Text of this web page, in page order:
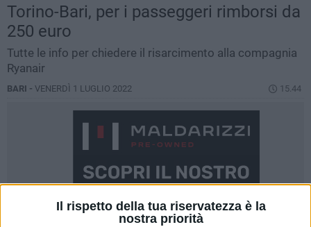
Il rispetto della tua riservatezza è la
nostra priorità
Torino-Bari, per i passeggeri rimborsi da
250 euro
Tutte le info per chiedere il risarcimento alla compagnia
Ryanair
BARI - VENERDÌ 1 LUGLIO 2022 15.44